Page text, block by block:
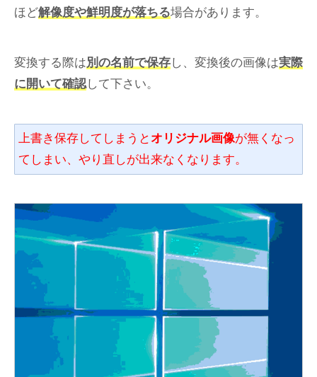
ほど解像度や鮮明度が落ちる場合があります。
変換する際は別の名前で保存し、変換後の画像は実際
に開いて確認して下さい。
上書き保存してしまうと オリジナル画像が無くなっ
てしまい、やり直しが出来なくなります。